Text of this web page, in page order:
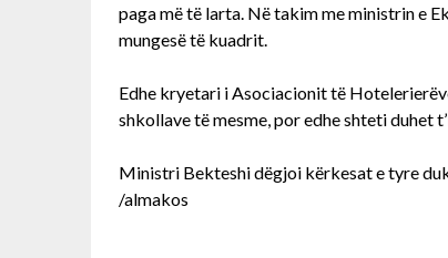
paga më të larta. Në takim me ministrin e
mungesë të kuadrit.
Edhe kryetari i Asociacionit të
shkollave të mesme, por edhe shteti duhet
Ministri Bekteshi dëgjoi kërkesat e tyre
/almakos